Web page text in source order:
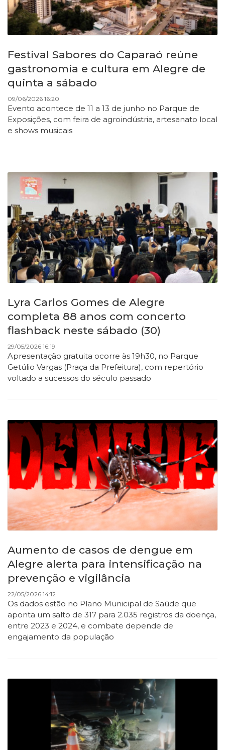
Festival Sabores do Caparaó reúne
gastronomia e cultura em Alegre de
quinta a sábado
09/06/2026 16:20
Evento acontece de 11 a 13 de junho no Parque de
Exposições, com feira de agroindústria, artesanato local
e shows musicais
Lyra Carlos Gomes de Alegre
completa 88 anos com concerto
flashback neste sábado (30)
29/05/2026 16:19
Apresentação gratuita ocorre às 19h30, no Parque
Getúlio Vargas (Praça da Prefeitura), com repertório
voltado a sucessos do século passado
Aumento de casos de dengue em
Alegre alerta para intensificação na
prevenção e vigilância
22/05/2026 14:12
Os dados estão no Plano Municipal de Saúde que
aponta um salto de 317 para 2.035 registros da doença,
entre 2023 e 2024, e combate depende de
engajamento da população